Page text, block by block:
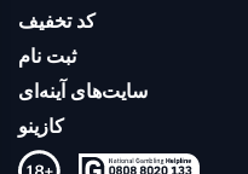
کد تخفیف
ثبت نام
سایت‌های آینه‌ای
کازینو